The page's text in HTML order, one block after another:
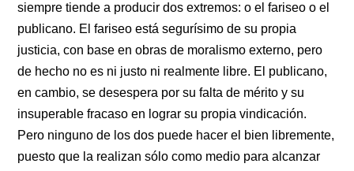
siempre tiende a producir dos extremos: o el fariseo o el
publicano. El fariseo está segurísimo de su propia
justicia, con base en obras de moralismo externo, pero
de hecho no es ni justo ni realmente libre. El publicano,
en cambio, se desespera por su falta de mérito y su
insuperable fracaso en lograr su propia vindicación.
Pero ninguno de los dos puede hacer el bien libremente,
puesto que la realizan sólo como medio para alcanzar